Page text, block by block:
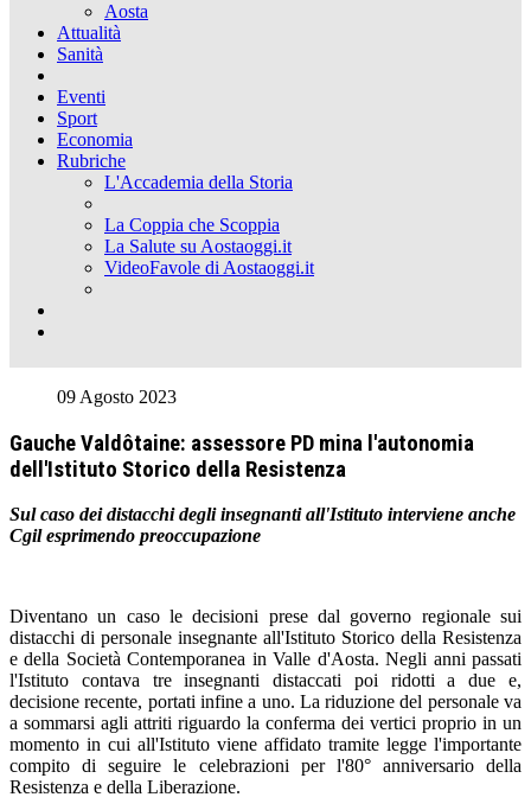
Aosta
Attualità
Sanità
Eventi
Sport
Economia
Rubriche
L'Accademia della Storia
La Coppia che Scoppia
La Salute su Aostaoggi.it
VideoFavole di Aostaoggi.it
09 Agosto 2023
Gauche Valdôtaine: assessore PD mina l'autonomia
dell'Istituto Storico della Resistenza
Sul caso dei distacchi degli insegnanti all'Istituto interviene anche
Cgil esprimendo preoccupazione
Diventano un caso le decisioni prese dal governo regionale sui
distacchi di personale insegnante all'Istituto Storico della Resistenza
e della Società Contemporanea in Valle d'Aosta. Negli anni passati
l'Istituto contava tre insegnanti distaccati poi ridotti a due e,
decisione recente, portati infine a uno. La riduzione del personale va
a sommarsi agli attriti riguardo la conferma dei vertici proprio in un
momento in cui all'Istituto viene affidato tramite legge l'importante
compito di seguire le celebrazioni per l'80° anniversario della
Resistenza e della Liberazione.